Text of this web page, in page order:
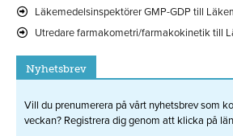
Läkemedelsinspektörer GMP-GDP till
Utredare farmakometri/farmakokinetik till
Nyhetsbrev
Vill du prenumerera på vårt nyhetsbrev som
veckan? Registrera dig genom att klicka på